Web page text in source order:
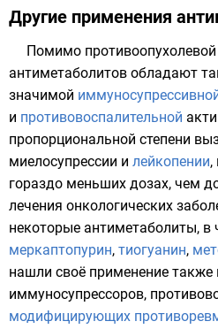
Другие применения
Помимо
антиметаболитов обладают
значимой
и противовоспалительной
пропорциональной степени
миелосупрессии и лейкопении,
гораздо меньших дозах, чем
лечения онкологических
некоторые антиметаболиты, в
меркаптопурин, тиогуанин,
нашли своё применение также
иммуносупрессоров,
модифицирующих